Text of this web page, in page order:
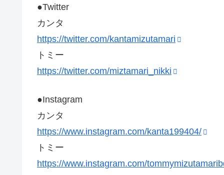
●Twitter
カンタ
https://twitter.com/kantamizutamari
トミー
https://twitter.com/miztamari_nikki
●Instagram
カンタ
https://www.instagram.com/kanta199404/
トミー
https://www.instagram.com/